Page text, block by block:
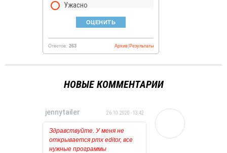
Ужасно
Ответов: 263 Результаты
Архив
НОВЫЕ КОММЕНТАРИИ
jennytailer 26.10.2020 - 13:42
Здравствуйте. У меня не
открывается pmx editor, все
нужные программы